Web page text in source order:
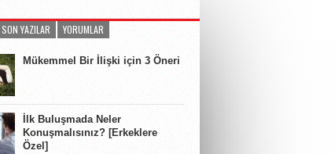
SON YAZILAR YORUMLAR
Mükemmel Bir İlişki için 3 Öneri
İlk Buluşmada Neler
Konuşmalısınız? [Erkeklere
Özel]